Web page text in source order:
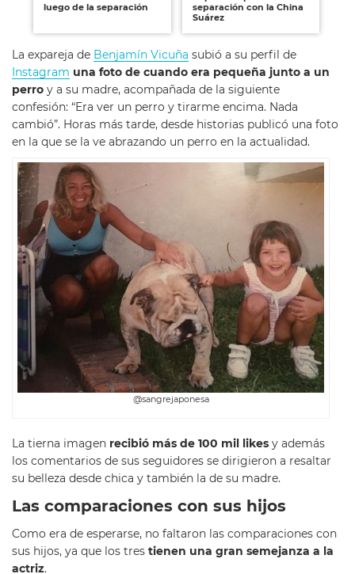
luego de la separación
separación con la China
Suárez
La expareja de Benjamín Vicuña subió a su perfil de
Instagram una foto de cuando era pequeña junto a un
perro y a su madre, acompañada de la siguiente
confesión: “Era ver un perro y tirarme encima. Nada
cambió”. Horas más tarde, desde historias publicó una foto
en la que se la ve abrazando un perro en la actualidad.
@sangrejaponesa
La tierna imagen recibió más de 100 mil likes y además
los comentarios de sus seguidores se dirigieron a resaltar
su belleza desde chica y también la de su madre.
Las comparaciones con sus hijos
Como era de esperarse, no faltaron las comparaciones con
sus hijos, ya que los tres tienen una gran semejanza a la
actriz.